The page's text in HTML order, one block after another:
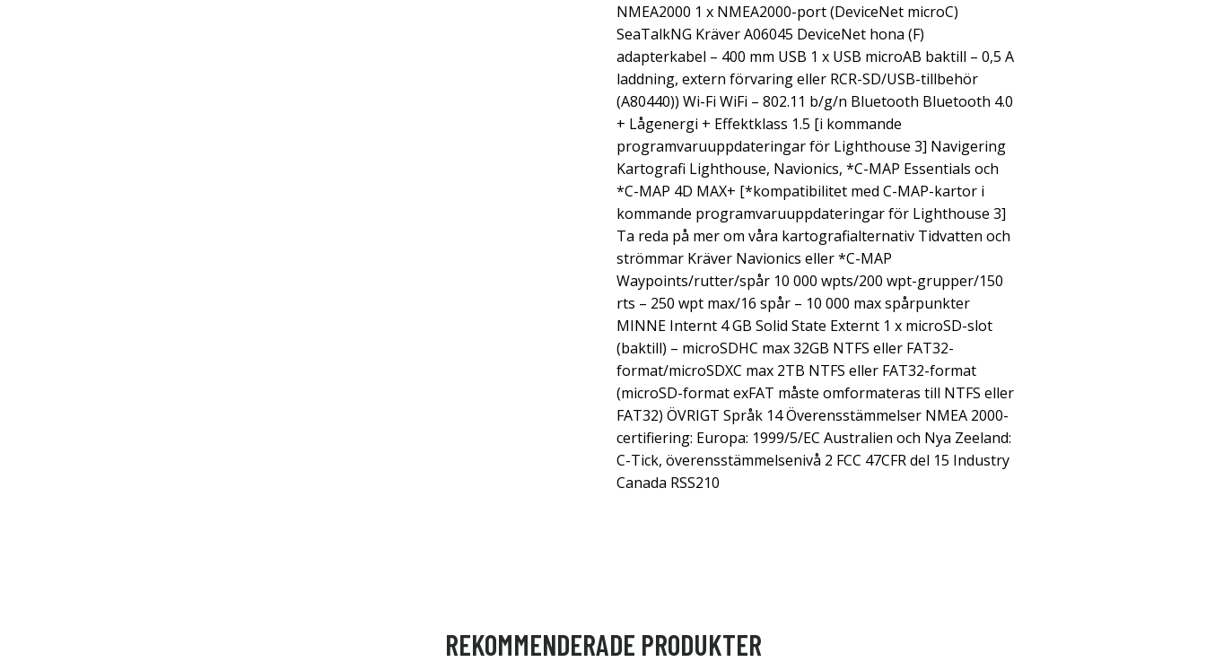
NMEA2000 1 x NMEA2000-port (DeviceNet microC)
SeaTalkNG Kräver A06045 DeviceNet hona (F)
adapterkabel – 400 mm USB 1 x USB microAB baktill – 0,5 A
laddning, extern förvaring eller RCR-SD/USB-tillbehör
(A80440)) Wi-Fi WiFi – 802.11 b/g/n Bluetooth Bluetooth 4.0
+ Lågenergi + Effektklass 1.5 [i kommande
programvaruuppdateringar för Lighthouse 3] Navigering
Kartografi Lighthouse, Navionics, *C-MAP Essentials och
*C-MAP 4D MAX+ [*kompatibilitet med C-MAP-kartor i
kommande programvaruuppdateringar för Lighthouse 3]
Ta reda på mer om våra kartografialternativ Tidvatten och
strömmar Kräver Navionics eller *C-MAP
Waypoints/rutter/spår 10 000 wpts/200 wpt-grupper/150
rts – 250 wpt max/16 spår – 10 000 max spårpunkter
MINNE Internt 4 GB Solid State Externt 1 x microSD-slot
(baktill) – microSDHC max 32GB NTFS eller FAT32-
format/microSDXC max 2TB NTFS eller FAT32-format
(microSD-format exFAT måste omformateras till NTFS eller
FAT32) ÖVRIGT Språk 14 Överensstämmelser NMEA 2000-
certifiering: Europa: 1999/5/EC Australien och Nya Zeeland:
C-Tick, överensstämmelsenivå 2 FCC 47CFR del 15 Industry
Canada RSS210
REKOMMENDERADE PRODUKTER